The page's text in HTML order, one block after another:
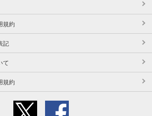
規約
記
て
規約